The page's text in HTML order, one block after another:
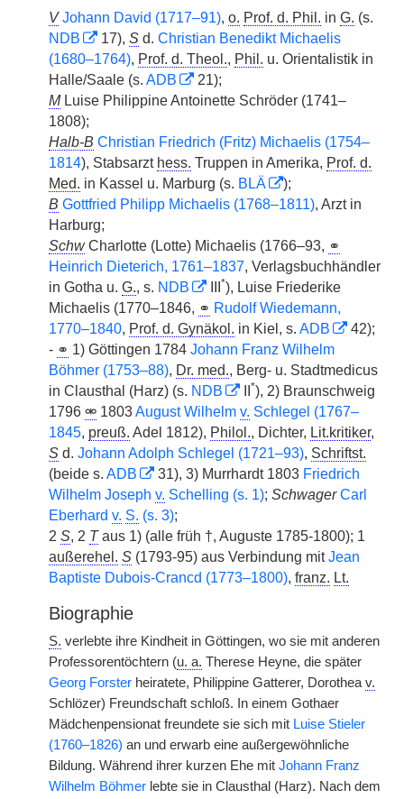
V Johann David (1717–91), o. Prof. d. Phil. in G. (s.
NDB
17), S d. Christian Benedikt Michaelis
(1680–1764), Prof. d. Theol., Phil. u. Orientalistik in
Halle/Saale (s. ADB
21);
MLuise Philippine Antoinette Schröder (1741–
1808);
Halb-B Christian Friedrich (Fritz) Michaelis (1754–
1814), Stabsarzt hess. Truppen in Amerika, Prof. d.
Med. in Kassel u. Marburg (s. BLÄ
);
B Gottfried Philipp Michaelis (1768–1811), Arzt in
Harburg;
SchwCharlotte (Lotte) Michaelis (1766–93, ⚭
Heinrich Dieterich, 1761–1837, Verlagsbuchhändler
in Gotha u. G., s. NDB *), Luise Friederike
Michaelis (1770–1846, ⚭ Rudolf Wiedemann,
1770–1840, Prof. d. Gynäkol. in Kiel, s. ADB
42);
- ⚭ 1) Göttingen 1784 Johann Franz Wilhelm
Böhmer (1753–88), Dr. med., Berg- u. Stadtmedicus
in Clausthal (Harz) (s. NDB *), 2) Braunschweig
1796 ⚮ 1803August Wilhelm v. Schlegel (1767–
1845, preuß. Adel 1812), Philol., Dichter, Lit.kritiker,
S d. Johann Adolph Schlegel (1721–93), Schriftst.
(beide s. ADB 31), 3) Murrhardt 1803 Friedrich
Wilhelm Joseph v. Schelling (s. 1); Schwager Carl
Eberhard v. S. (s. 3);
2 S, 2 Taus 1) (alle früh †, Auguste 1785-1800); 1
außerehel. S (1793-95) aus Verbindung mitJean
Baptiste Dubois-Crancd (1773–1800), franz. Lt.
Biographie
S. verlebte ihre Kindheit in Göttingen, wo sie mit anderen
Professorentöchtern (u. a. Therese Heyne, die später
Georg Forster heiratete, Philippine Gatterer, Dorothea v.
Schlözer) Freundschaft schloß. In einem Gothaer
Mädchenpensionat freundete sie sich mit Luise Stieler
(1760–1826) an und erwarb eine außergewöhnliche
Bildung. Während ihrer kurzen Ehe mit Johann Franz
Wilhelm Böhmer lebte sie in Clausthal (Harz). Nach dem